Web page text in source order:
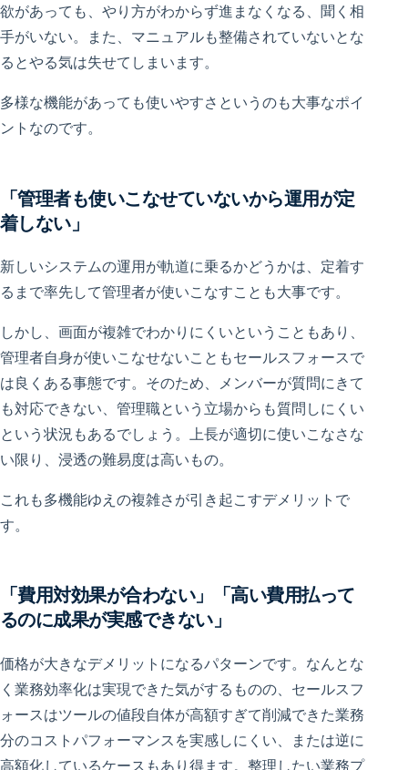
欲があっても、やり方がわからず進まなくなる、聞く相
手がいない。また、マニュアルも整備されていないとな
るとやる気は失せてしまいます。
多様な機能があっても使いやすさというのも大事なポイ
ントなのです。
「管理者も使いこなせていないから運用が定
着しない」
新しいシステムの運用が軌道に乗るかどうかは、定着す
るまで率先して管理者が使いこなすことも大事です。
しかし、画面が複雑でわかりにくいということもあり、
管理者自身が使いこなせないこともセールスフォースで
は良くある事態です。そのため、メンバーが質問にきて
も対応できない、管理職という立場からも質問しにくい
という状況もあるでしょう。上長が適切に使いこなさな
い限り、浸透の難易度は高いもの。
これも多機能ゆえの複雑さが引き起こすデメリットで
す。
「費用対効果が合わない」「高い費用払って
るのに成果が実感できない」
価格が大きなデメリットになるパターンです。なんとな
く業務効率化は実現できた気がするものの、セールスフ
ォースはツールの値段自体が高額すぎて削減できた業務
分のコストパフォーマンスを実感しにくい、または逆に
高額化しているケースもあり得ます。整理したい業務プ